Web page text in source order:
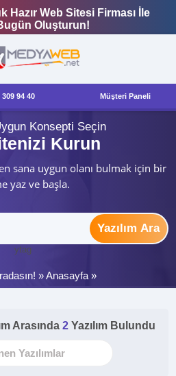
Web Sitesi Firması İle
Oluşturun!
309 94 40 Müşteri Paneli
Konsepti Seçin
Kurun
sana uygun olanı bulmak için bir
yaz ve başla.
Yazılım Ara
ytag
»Anasayfa »
Arasında 2 Yazılım Bulundu